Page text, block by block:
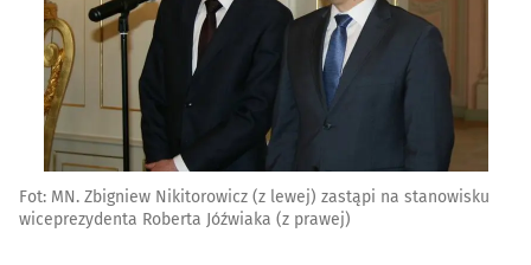
Fot: MN. Zbigniew Nikitorowicz (z lewej) zastąpi na stanowisku
wiceprezydenta Roberta Jóźwiaka (z prawej)